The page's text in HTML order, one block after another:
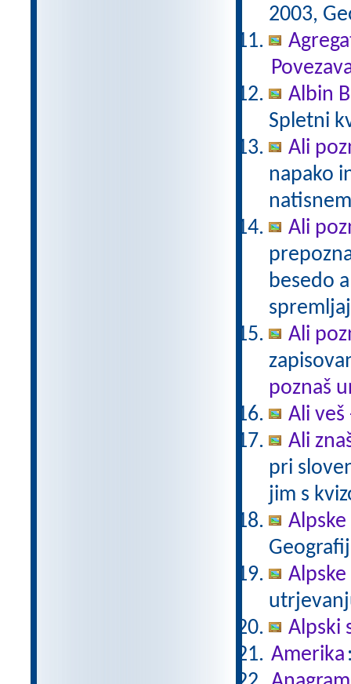
2003,
Albin
Spletni
Ali
napako
Ali
besedo
Ali
poznaš
Ali veš
Ali
pri
jim s
Alpski
Amerika